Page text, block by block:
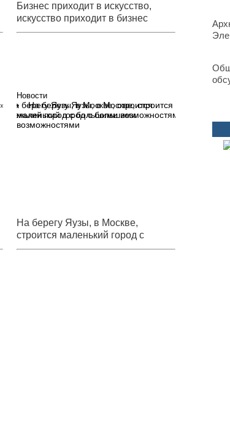
Бизнес приходит в искусство,
искусство приходит в бизнес
Новости
На берегу Яузы, в Москве, строится
маленький город с большими
возможностями
На берегу Яузы, в Москве,
строится маленький город с
большими возможностями